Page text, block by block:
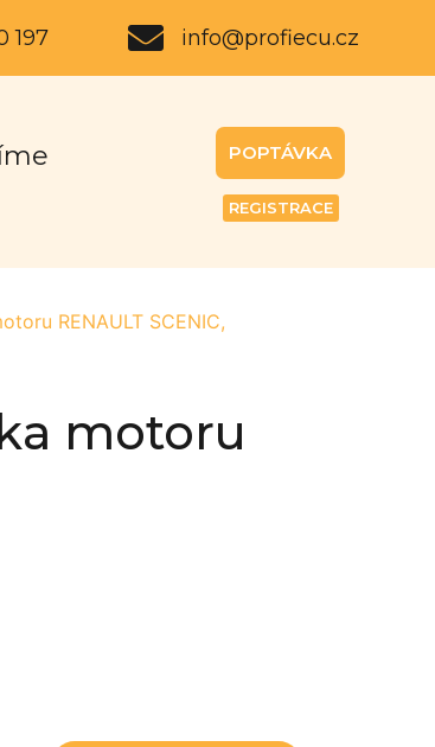
197 info@profiecu.cz
POPTÁVKA
REGISTRACE
RENAULT SCENIC,
motoru